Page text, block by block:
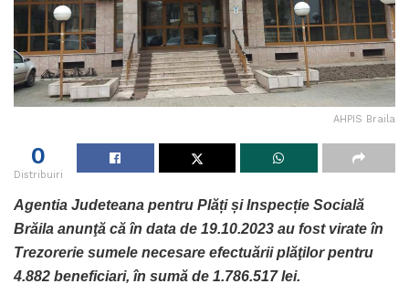
AHPIS Braila
0
Distribuiri
Agentia Judeteana pentru Plăți și Inspecție Socială
Brăila anunţă că în data de 19.10.2023 au fost virate în
Trezorerie sumele necesare efectuării plăţilor pentru
4.882 beneficiari, în sumă de 1.786.517 lei.